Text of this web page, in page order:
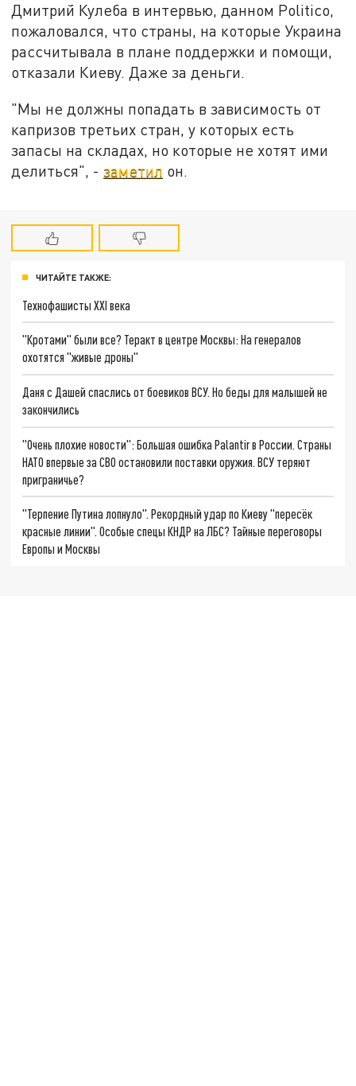
Дмитрий Кулеба в интервью, данном Politico,
пожаловался, что страны, на которые Украина
рассчитывала в плане поддержки и помощи,
отказали Киеву. Даже за деньги.
"Мы не должны попадать в зависимость от
капризов третьих стран, у которых есть
запасы на складах, но которые не хотят ими
делиться", -заметил он.
ЧИТАЙТЕ ТАКЖЕ:
Технофашисты XXI века
"Кротами" были все? Теракт в центре Москвы: На генералов
охотятся "живые дроны"
Даня с Дашей спаслись от боевиков ВСУ. Но беды для малышей не
закончились
"Очень плохие новости": Большая ошибка Palantir в России. Страны
НАТО впервые за СВО остановили поставки оружия. ВСУ теряют
приграничье?
"Терпение Путина лопнуло". Рекордный удар по Киеву "пересёк
красные линии". Особые спецы КНДР на ЛБС? Тайные переговоры
Европы и Москвы